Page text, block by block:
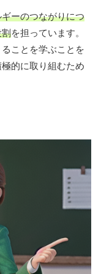
ーのつながりにつ
割を担っています。
ことを学ぶことを
的に取り組むため